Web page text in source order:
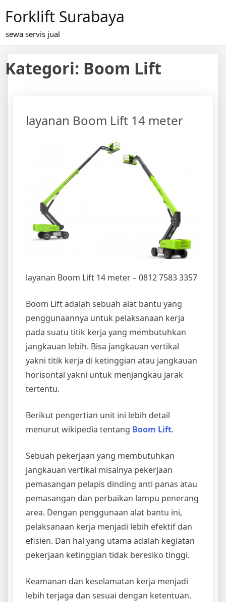
Forklift Surabaya
sewa servis jual
Kategori: Boom Lift
layanan Boom Lift 14 meter
layanan Boom Lift 14 meter – 0812 7583 3357
Boom Lift adalah sebuah alat bantu yang
penggunaannya untuk pelaksanaan kerja
pada suatu titik kerja yang membutuhkan
jangkauan lebih. Bisa jangkauan vertikal
yakni titik kerja di ketinggian atau jangkauan
horisontal yakni untuk menjangkau jarak
tertentu.
Berikut pengertian unit ini lebih detail
menurut wikipedia tentang Boom Lift.
Sebuah pekerjaan yang membutuhkan
jangkauan vertikal misalnya pekerjaan
pemasangan pelapis dinding anti panas atau
pemasangan dan perbaikan lampu penerang
area. Dengan penggunaan alat bantu ini,
pelaksanaan kerja menjadi lebih efektif dan
efisien. Dan hal yang utama adalah kegiatan
pekerjaan ketinggian tidak beresiko tinggi.
Keamanan dan keselamatan kerja menjadi
lebih terjaga dan sesuai dengan ketentuan.